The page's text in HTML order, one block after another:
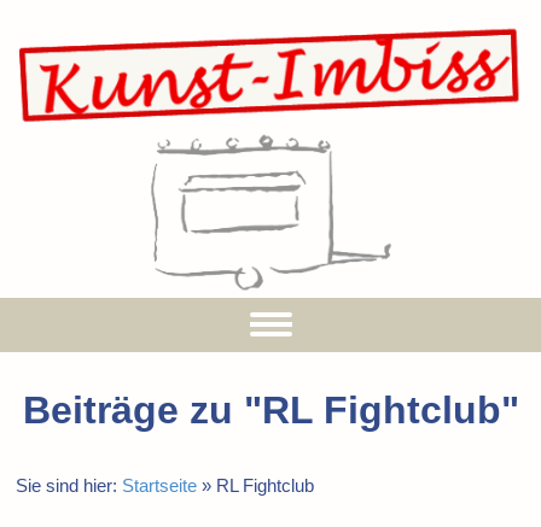
Beiträge zu "RL Fightclub"
Sie sind hier: Startseite » RL Fightclub